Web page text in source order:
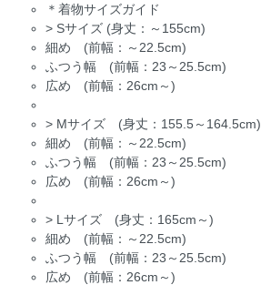
＊着物サイズガイド
> Sサイズ (身丈：～155cm)
細め (前幅：～22.5cm)
ふつう幅 (前幅：23～25.5cm)
広め (前幅：26cm～)
> Mサイズ (身丈：155.5～164.5cm)
細め (前幅：～22.5cm)
ふつう幅 (前幅：23～25.5cm)
広め (前幅：26cm～)
> Lサイズ (身丈：165cm～)
細め (前幅：～22.5cm)
ふつう幅 (前幅：23～25.5cm)
広め (前幅：26cm～)